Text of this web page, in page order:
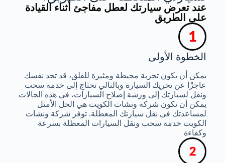
عند تعرض سيارتك لعطل مفاجئ أثناء القيادة
على الطريق
الخطوة الأولى
يمكن أن يكون تجربة محبطة ومثيرة للقلق، قد تجد نفسك
عاجزًا عن تحريك السيارة وبالتالي تحتاج إلى خدمة سحب
ونقل لسيارتك إلى ورشة إصلاح السيارات، في هذه الحالات
يمكن أن تكون شركة ونشات الكويت هي الحل الأمثل
لمساعدتك في نقل سيارتك المعطلة. توفر شركة ونشات
الكويت خدمة سحب ونقل السيارات المعطلة بسرعة
وكفاءة